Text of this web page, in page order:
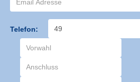
Telefon: